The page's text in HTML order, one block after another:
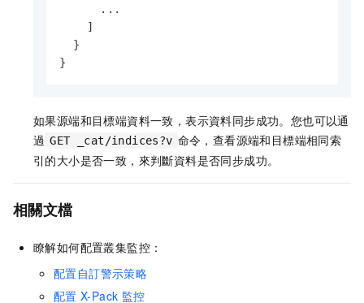
      ...
]
}
}
如果源端和目標端資料一致，表示資料同步成功。您也可以通
過 GET _cat/indices?v 命令，查看源端和目標端相同索
引的大小是否一致，來判斷資料是否同步成功。
相關文檔
瞭解如何配置叢集監控：
配置自訂警示策略
配置 X-Pack 監控